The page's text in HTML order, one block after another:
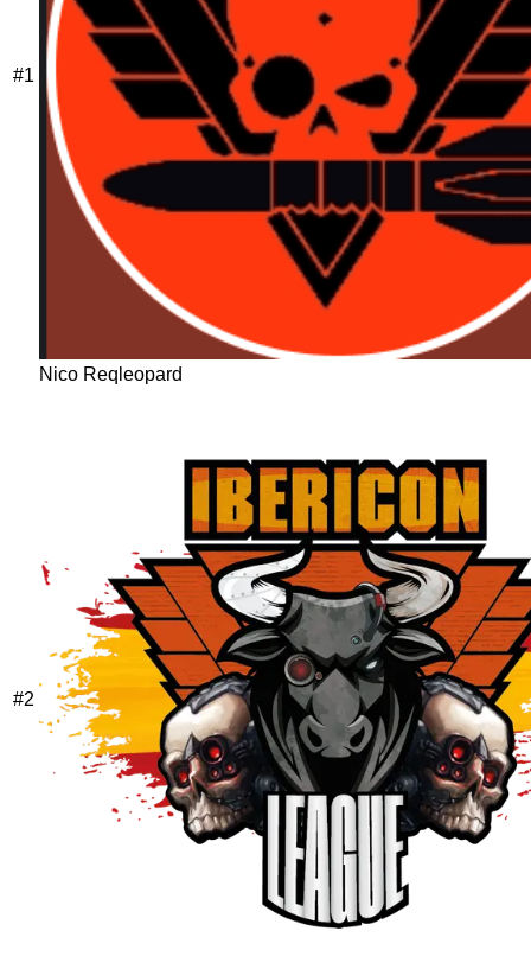
#1
Nico Reqleopard
#2